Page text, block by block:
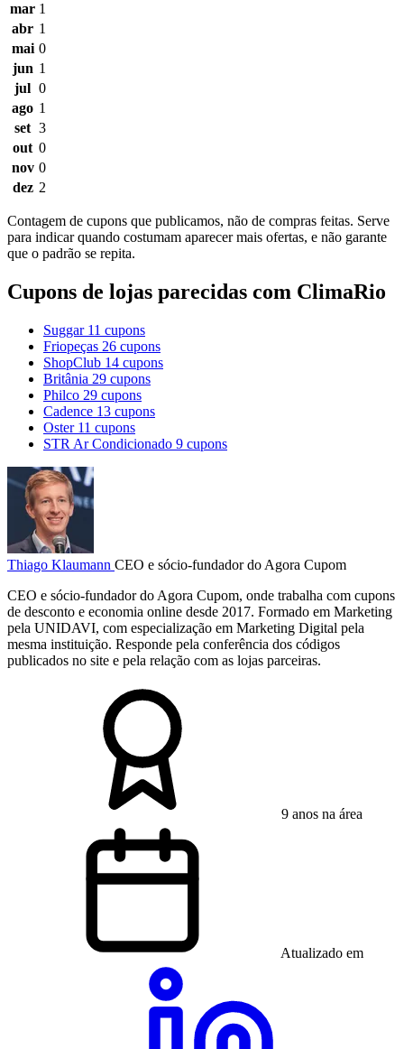
mar 1
abr 1
mai 0
jun 1
jul 0
ago 1
set 3
out 0
nov 0
dez 2
Contagem de cupons que publicamos, não de compras feitas. Serve
para indicar quando costumam aparecer mais ofertas, e não garante
que o padrão se repita.
Cupons de lojas parecidas com ClimaRio
Suggar 11 cupons
Friopeças 26 cupons
ShopClub 14 cupons
Britânia 29 cupons
Philco 29 cupons
Cadence 13 cupons
Oster 11 cupons
STR Ar Condicionado 9 cupons
Thiago Klaumann CEO e sócio-fundador do Agora Cupom
CEO e sócio-fundador do Agora Cupom, onde trabalha com cupons
de desconto e economia online desde 2017. Formado em Marketing
pela UNIDAVI, com especialização em Marketing Digital pela
mesma instituição. Responde pela conferência dos códigos
publicados no site e pela relação com as lojas parceiras.
9 anos na área
Atualizado em